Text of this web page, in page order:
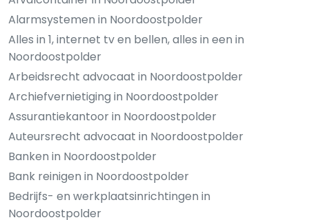
Alarmsystemen in Noordoostpolder
Alles in 1, internet tv en bellen, alles in een in
Noordoostpolder
Arbeidsrecht advocaat in Noordoostpolder
Archiefvernietiging in Noordoostpolder
Assurantiekantoor in Noordoostpolder
Auteursrecht advocaat in Noordoostpolder
Banken in Noordoostpolder
Bank reinigen in Noordoostpolder
Bedrijfs- en werkplaatsinrichtingen in
Noordoostpolder